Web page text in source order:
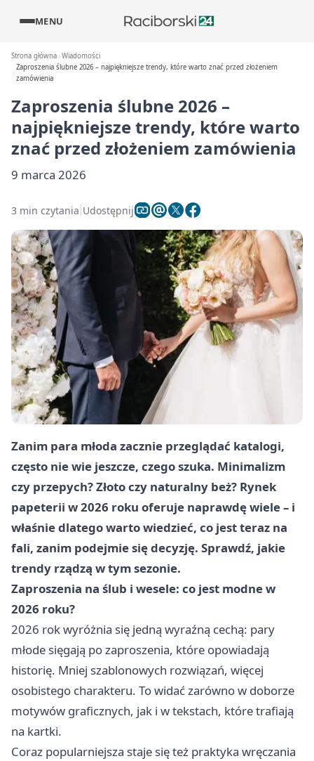
MENU
Strona główna Wiadomości
Zaproszenia ślubne 2026 – najpiękniejsze trendy, które warto znać przed złożeniem
zamówienia
Zaproszenia ślubne 2026 –
najpiękniejsze trendy, które warto
znać przed złożeniem zamówienia
9 marca 2026
3 min czytania Udostępnij
Zanim para młoda zacznie przeglądać katalogi,
często nie wie jeszcze, czego szuka. Minimalizm
czy przepych? Złoto czy naturalny beż? Rynek
papeterii w 2026 roku oferuje naprawdę wiele – i
właśnie dlatego warto wiedzieć, co jest teraz na
fali, zanim podejmie się decyzję. Sprawdź, jakie
trendy rządzą w tym sezonie.
Zaproszenia na ślub i wesele: co jest modne w
2026 roku?
2026 rok wyróżnia się jedną wyraźną cechą: pary
młode sięgają po zaproszenia, które opowiadają
historię. Mniej szablonowych rozwiązań, więcej
osobistego charakteru. To widać zarówno w doborze
motywów graficznych, jak i w tekstach, które trafiają
na kartki.
Coraz popularniejsza staje się też praktyka wręczania